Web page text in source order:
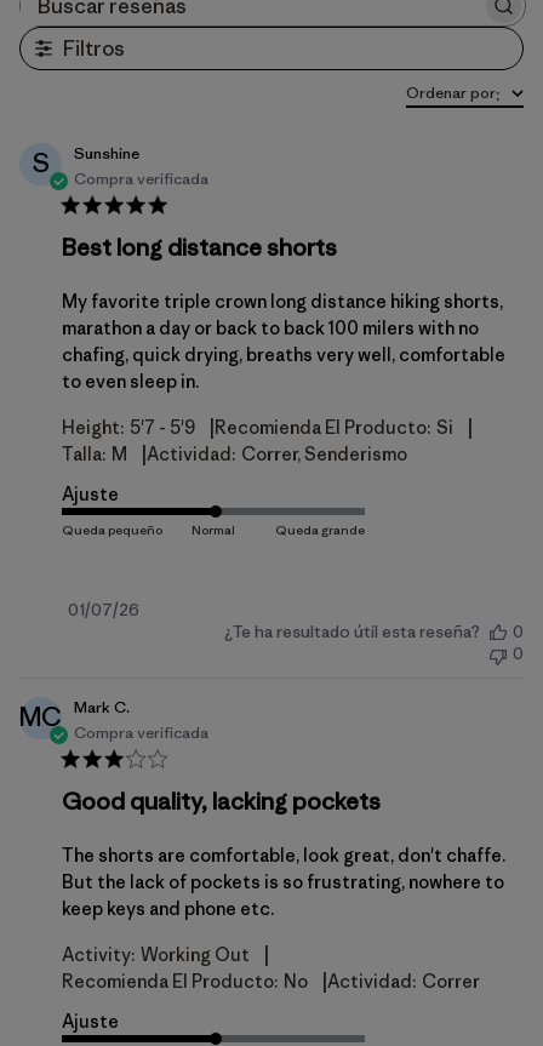
Filtros
Ordenar por:
S
Sunshine
Compra verificada
Best long distance shorts
My favorite triple crown long distance hiking shorts,
marathon a day or back to back 100 milers with no
chafing, quick drying, breaths very well, comfortable
to even sleep in.
Height: 5'7 - 5'9 Recomienda El Producto: Si
Talla: M Actividad: Correr, Senderismo
Ajuste
Fecha
01/07/26
¿Te ha resultado útil esta reseña?
0
0
MC
Mark C.
Compra verificada
Good quality, lacking pockets
The shorts are comfortable, look great, don't chaffe.
But the lack of pockets is so frustrating, nowhere to
keep keys and phone etc.
Activity: Working Out
Recomienda El Producto: No Actividad: Correr
Ajuste